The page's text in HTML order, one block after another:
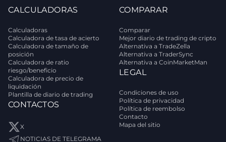
CALCULADORAS
Calculadoras
Calculadora de tasa de acierto
Calculadora de tamaño de
posición
Calculadora de ratio
riesgo/beneficio
Calculadora de precio de
liquidación
Plantilla de diario de trading
CONTACTOS
X
NOTICIAS DE TELEGRAMA
COMPARAR
Comparar
Mejor diario de trading de cripto
Alternativa a TradeZella
Alternativa a TraderSync
Alternativa a CoinMarketMan
LEGAL
Condiciones de uso
Política de privacidad
Política de reembolso
Contacto
Mapa del sitio